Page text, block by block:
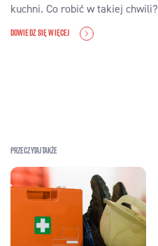
kuchni. Co robić w takiej chwili?
DOWIEDZ SIĘ WIĘCEJ
Przeczytaj także